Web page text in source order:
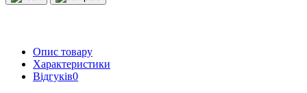
Опис товару
Характеристики
Відгуків0